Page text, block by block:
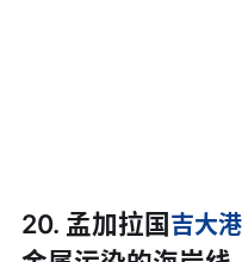
20. 孟加拉国 吉大港